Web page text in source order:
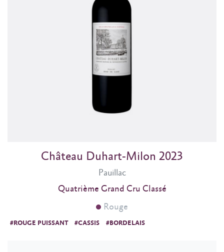
Pauillac
Château Duhart-Milon 2023
Quatrième Grand Cru Classé
Rouge
#ROUGE PUISSANT #CASSIS #BORDELAIS